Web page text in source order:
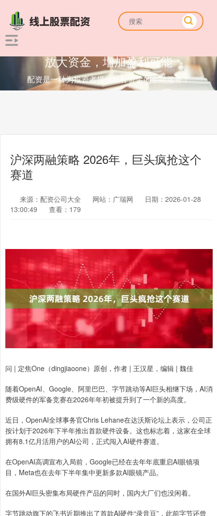
放大资金，增加盈利可能
配资是一种为投资者提供杠杆资金的金融服务！
沪深两融策略 2026年，巨头疯抢这个
赛道
来源：配资公司大全 网站：广瑞网
日期：2026-01-28
13:00:49
查看：179
问 | 定焦One（dingjiaoone）原创，作者 | 王汉星，编辑 | 魏佳
随着OpenAI、Google、阿里巴巴、字节跳动等AI巨头相继下场，AI消
费级硬件的军备竞赛在2026年年初被提升到了一个新的高度。
近日，OpenAI全球事务官Chris Lehane在达沃斯论坛上表示，公司正
按计划于2026年下半年推出首款硬件设备。这也标志着，这家在全球
拥有8.1亿月活用户的AI公司，正式闯入AI硬件赛道。
在OpenAI高调宣布入局前，Google已经在去年年底重启AI眼镜项
目，Meta也在去年下半年集中更新多款AI眼镜产品。
在国外AI巨头密集布局硬件产品的同时，国内大厂们也没闲着。
字节跳动旗下的飞书近期推出了首款AI硬件“录音豆”，此前字节还曾